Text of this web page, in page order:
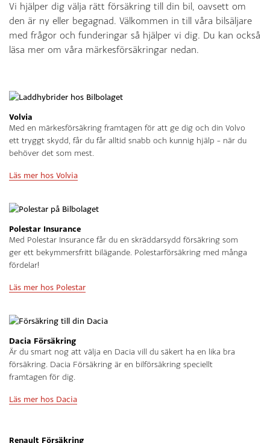
Vi hjälper dig välja rätt försäkring till din bil, oavsett om
den är ny eller begagnad. Välkommen in till våra bilsäljare
med frågor och funderingar så hjälper vi dig. Du kan också
läsa mer om våra märkesförsäkringar nedan.
Volvia
Med en märkesförsäkring framtagen för att ge dig och din Volvo
ett tryggt skydd, får du får alltid snabb och kunnig hjälp – när du
behöver det som mest.
Läs mer hos Volvia
Polestar Insurance
Med Polestar Insurance får du en skräddarsydd försäkring som
ger ett bekymmersfritt bilägande. Polestarförsäkring med många
fördelar!
Läs mer hos Polestar
Dacia Försäkring
Är du smart nog att välja en Dacia vill du säkert ha en lika bra
försäkring. Dacia Försäkring är en bilförsäkring speciellt
framtagen för dig.
Läs mer hos Dacia
Renault Försäkring